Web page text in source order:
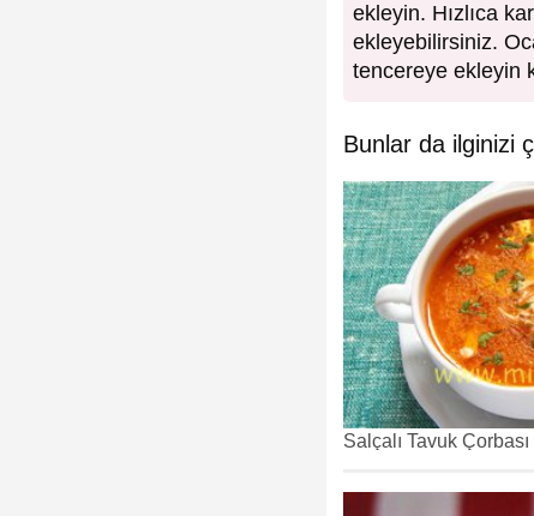
ekleyin. Hızlıca
ekleyebilirsiniz.
tencereye ekleyin
Bunlar da ilginizi
Salçalı Tavuk Çorbası